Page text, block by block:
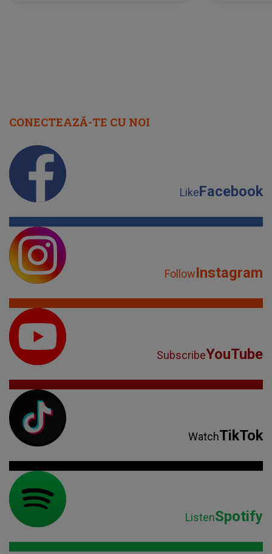
CONECTEAZĂ-TE CU NOI
LikeFacebook
FollowInstagram
SubscribeYouTube
WatchTikTok
ListenSpotify